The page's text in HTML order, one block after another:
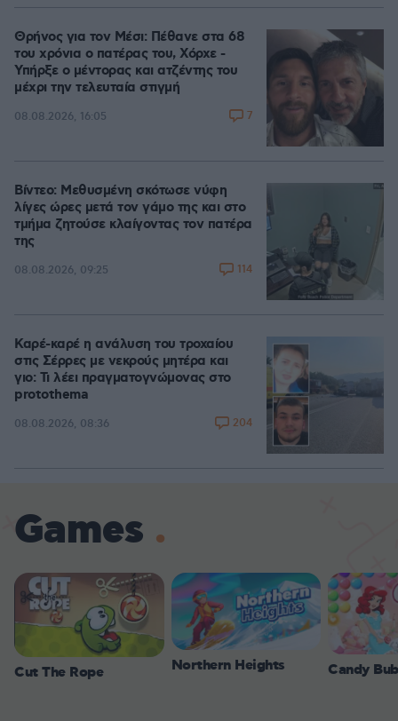
Θρήνος για τον Μέσι: Πέθανε στα 68
του χρόνια ο πατέρας του, Χόρχε -
Υπήρξε ο μέντορας και ατζέντης του
μέχρι την τελευταία στιγμή
08.08.2026, 16:05 7
Βίντεο: Μεθυσμένη σκότωσε νύφη
λίγες ώρες μετά τον γάμο της και στο
τμήμα ζητούσε κλαίγοντας τον πατέρα
της
08.08.2026, 09:25 114
Καρέ-καρέ η ανάλυση του τροχαίου
στις Σέρρες με νεκρούς μητέρα και
γιο: Τι λέει πραγματογνώμονας στο
protothema
08.08.2026, 08:36 204
Games
Cut The Rope Northern Heights Candy